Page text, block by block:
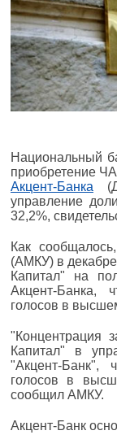
Национальный
приобретение
Акцент-Банка
управление
32,2%,
Как
(АМКУ) в
Капитал" на
Акцент-Банка,
голосов в
"Концентрация
Капитал" в
"Акцент-Банк",
голосов в
сообщил АМКУ.
Акцент-Банк